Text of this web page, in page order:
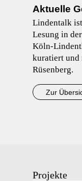
Aktuelle
Lindentalk
Lesung in
Köln-
kuratiert und
Rüsenberg.
Zur
Projekte